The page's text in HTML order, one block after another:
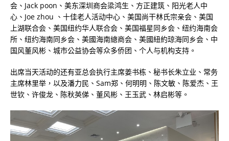
会、Jack poon、美东深圳商会梁鸿生、方正建筑、阳光老人中
心、Joe zhou 、十佳老人活动中心、美国尚干林氏宗亲会、美国
上湖联合会、美国纽约华人联合会、美国福星同乡会、纽约海南会
所、纽约海南同乡会、美國海南總商会、美國紐約琼海同乡会、中
国风董风彬、城市公益协会等众多侨团、个人与机构支持。
出席当天活动的还有亚总会执行主席姜书栋、秘书长朱立业、常务
主席林里举，以及潘力民、Sam郑、何明明、陈文敏、陈爱杰、王
世钦、许俊龙、陈秋英俤、董风彬、王玉武、林启彬等。